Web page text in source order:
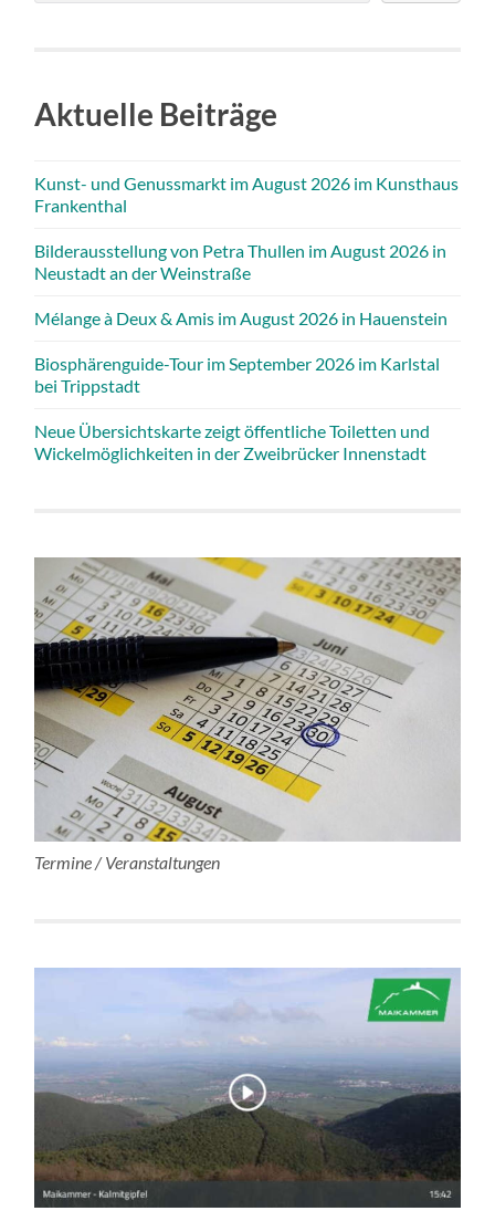
Aktuelle Beiträge
Kunst- und Genussmarkt im August 2026 im Kunsthaus
Frankenthal
Bilderausstellung von Petra Thullen im August 2026 in
Neustadt an der Weinstraße
Mélange à Deux & Amis im August 2026 in Hauenstein
Biosphärenguide-Tour im September 2026 im Karlstal
bei Trippstadt
Neue Übersichtskarte zeigt öffentliche Toiletten und
Wickelmöglichkeiten in der Zweibrücker Innenstadt
Termine / Veranstaltungen